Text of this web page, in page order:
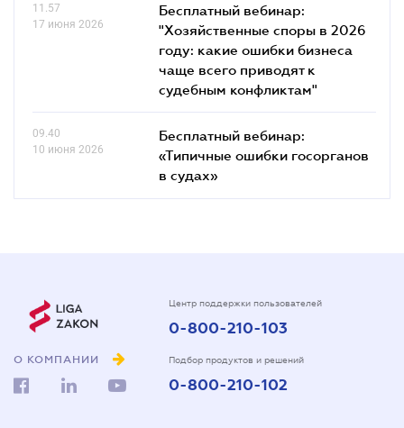
11.57
17 июня 2026
Бесплатный вебинар:
"Хозяйственные споры в 2026
году: какие ошибки бизнеса
чаще всего приводят к
судебным конфликтам"
09.40
10 июня 2026
Бесплатный вебинар:
«Типичные ошибки госорганов
в судах»
О КОМПАНИИ
Центр поддержки пользователей
0-800-210-103
Подбор продуктов и решений
0-800-210-102